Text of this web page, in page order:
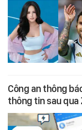
Công an thông
thông tin sau qua